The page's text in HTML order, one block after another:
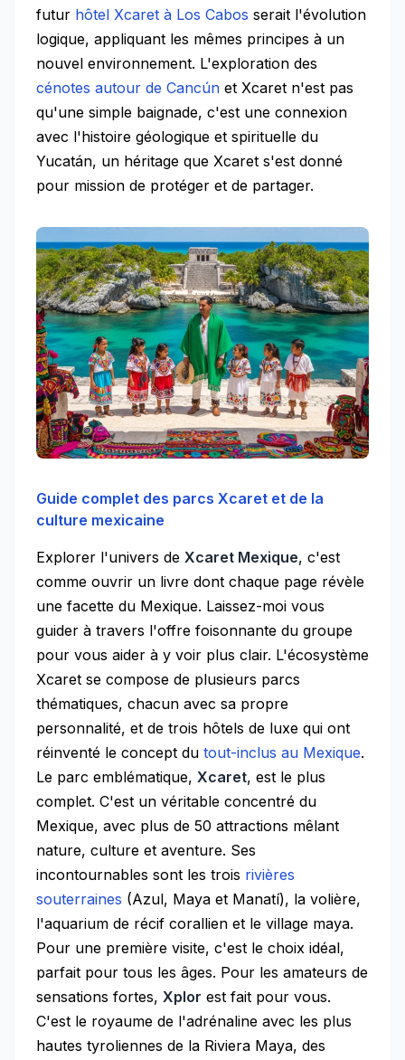
futur hôtel Xcaret à Los Cabos serait l'évolution
logique, appliquant les mêmes principes à un
nouvel environnement. L'exploration des
cénotes autour de Cancún et Xcaret n'est pas
qu'une simple baignade, c'est une connexion
avec l'histoire géologique et spirituelle du
Yucatán, un héritage que Xcaret s'est donné
pour mission de protéger et de partager.
Guide complet des parcs Xcaret et de la
culture mexicaine
Explorer l'univers de Xcaret Mexique, c'est
comme ouvrir un livre dont chaque page révèle
une facette du Mexique. Laissez-moi vous
guider à travers l'offre foisonnante du groupe
pour vous aider à y voir plus clair. L'écosystème
Xcaret se compose de plusieurs parcs
thématiques, chacun avec sa propre
personnalité, et de trois hôtels de luxe qui ont
réinventé le concept du tout-inclus au Mexique.
Le parc emblématique, Xcaret, est le plus
complet. C'est un véritable concentré du
Mexique, avec plus de 50 attractions mêlant
nature, culture et aventure. Ses
incontournables sont les trois rivières
souterraines (Azul, Maya et Manatí), la volière,
l'aquarium de récif corallien et le village maya.
Pour une première visite, c'est le choix idéal,
parfait pour tous les âges. Pour les amateurs de
sensations fortes, Xplor est fait pour vous.
C'est le royaume de l'adrénaline avec les plus
hautes tyroliennes de la Riviera Maya, des